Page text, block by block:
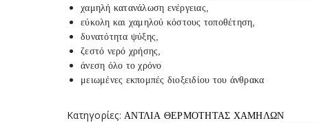
χαμηλή κατανάλωση ενέργειας,
εύκολη και χαμηλού κόστους τοποθέτηση,
δυνατότητα ψύξης,
ζεστό νερό χρήσης,
άνεση όλο το χρόνο
μειωμένες εκπομπές διοξειδίου του άνθρακα
Κατηγορίες: ΑΝΤΛΙΑ ΘΕΡΜΟΤΗΤΑΣ ΧΑΜΗΛΩΝ